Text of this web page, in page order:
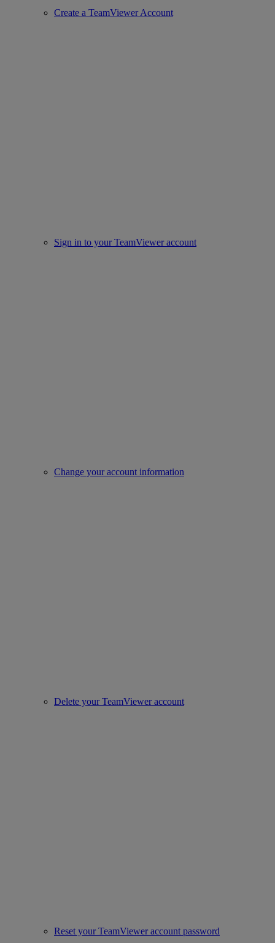
Create a TeamViewer Account
Sign in to your TeamViewer account
Change your account information
Delete your TeamViewer account
Reset your TeamViewer account password